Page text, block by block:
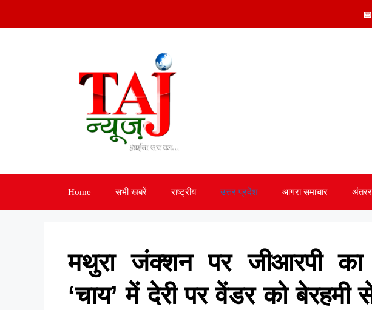
to
📅
Home सभी खबरें राष्ट्रीय उत्तर प्रदेश आगरा समाचार
मथुरा जंक्शन पर जीआरपी
‘चाय’ में देरी पर वेंडर को बेरहमी